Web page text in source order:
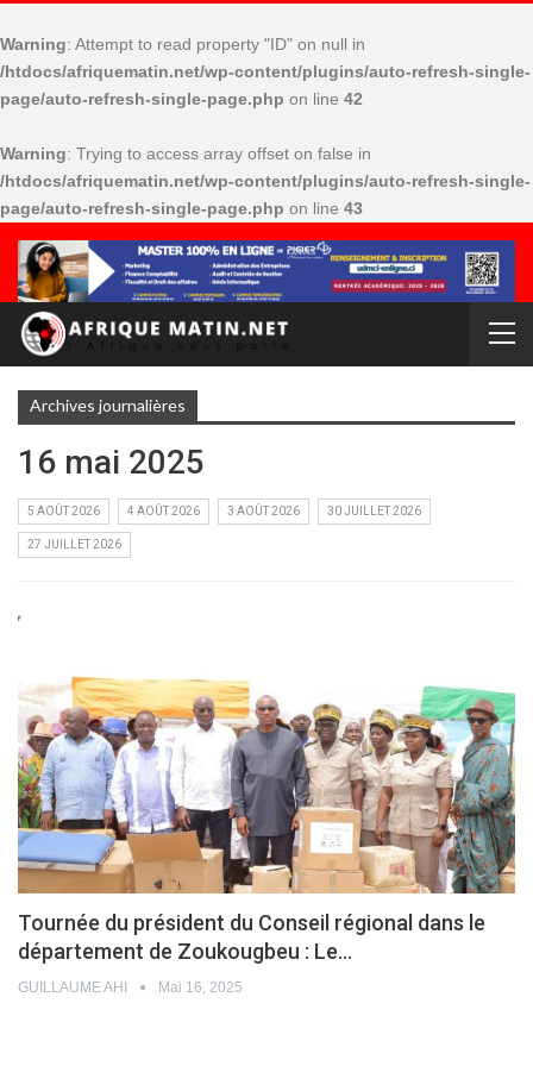
Warning: Attempt to read property "ID" on null in
/htdocs/afriquematin.net/wp-content/plugins/auto-refresh-single-
page/auto-refresh-single-page.php on line 42
Warning: Trying to access array offset on false in
/htdocs/afriquematin.net/wp-content/plugins/auto-refresh-single-
page/auto-refresh-single-page.php on line 43
Archives journalières
16 mai 2025
5 AOÛT 2026 4 AOÛT 2026 3 AOÛT 2026 30 JUILLET 2026
27 JUILLET 2026
Tournée du président du Conseil régional dans le
département de Zoukougbeu : Le…
GUILLAUME AHI Mai 16, 2025